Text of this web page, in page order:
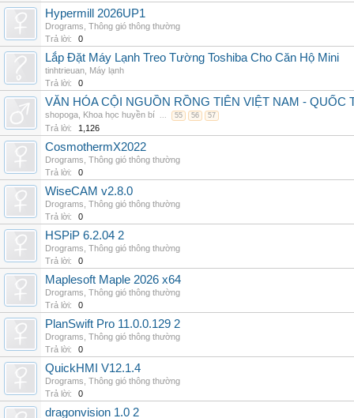
Hypermill 2026UP1
Drograms Thông gió thông thường
Trả lời:
0
Lắp Đặt Máy Lạnh Treo Tường Toshiba Cho Căn Hộ Mini
tinhtrieuan Máy lạnh
Trả lời:
0
VĂN HÓA CỘI NGUỒN RỒNG TIÊN VIỆT NAM -
shopoga Khoa học huyền bí ... 55 56 57
Trả lời: 1,126
CosmothermX2022
Drograms Thông gió thông thường
Trả lời:
0
WiseCAM v2.8.0
Drograms Thông gió thông thường
Trả lời:
0
HSPiP 6.2.04 2
Drograms Thông gió thông thường
Trả lời:
0
Maplesoft Maple 2026 x64
Drograms Thông gió thông thường
Trả lời:
0
PlanSwift Pro 11.0.0.129 2
Drograms Thông gió thông thường
Trả lời:
0
QuickHMI V12.1.4
Drograms Thông gió thông thường
Trả lời:
0
dragonvision 1.0 2